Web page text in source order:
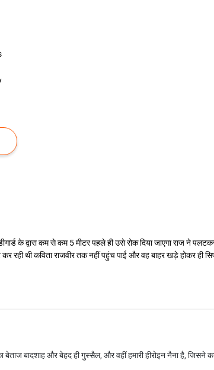
के द्वारा कम से कम 5 मीटर पहले ही उसे रोक दिया जाएगा राज
रही थी कविता राजवीर तक नहीं पहुंच पाई और वह बाहर खड़े होकर ही
बेताज बादशाह और बेहद ही गुस्सैल, और वहीं हमारी हीरोइन नैना है,